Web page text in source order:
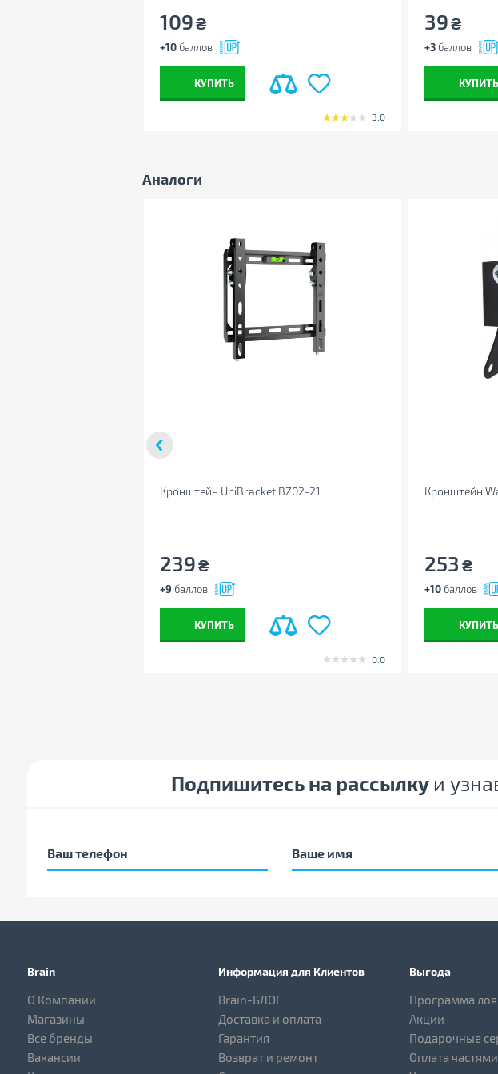
109₴
+10 баллов
КУПИТЬ
3.0
39₴
+3баллов
КУПИТЬ
Аналоги
Кронштейн UniBracket BZ02-21
239₴
+9 баллов
КУПИТЬ
0.0
Кронштейн
253 ₴
+10баллов
КУПИТЬ
Подпишитесь на рассылку и
Brain
О Компании
Магазины
Все бренды
Вакансии
Информация для Клиентов
Brain-БЛОГ
Доставка и оплата
Гарантия
Возврат и ремонт
Выгода
Программа
Акции
Подарочные
Оплата частями